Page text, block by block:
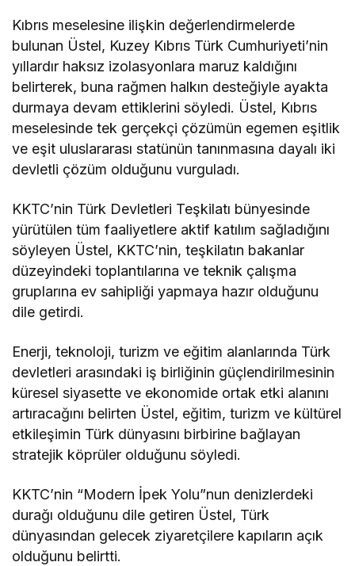
Kıbrıs meselesine ilişkin değerlendirmelerde
bulunan Üstel, Kuzey Kıbrıs Türk Cumhuriyeti’nin
yıllardır haksız izolasyonlara maruz kaldığını
belirterek, buna rağmen halkın desteğiyle ayakta
durmaya devam ettiklerini söyledi. Üstel, Kıbrıs
meselesinde tek gerçekçi çözümün egemen eşitlik
ve eşit uluslararası statünün tanınmasına dayalı iki
devletli çözüm olduğunu vurguladı.
KKTC’nin Türk Devletleri Teşkilatı bünyesinde
yürütülen tüm faaliyetlere aktif katılım sağladığını
söyleyen Üstel, KKTC’nin, teşkilatın bakanlar
düzeyindeki toplantılarına ve teknik çalışma
gruplarına ev sahipliği yapmaya hazır olduğunu
dile getirdi.
Enerji, teknoloji, turizm ve eğitim alanlarında Türk
devletleri arasındaki iş birliğinin güçlendirilmesinin
küresel siyasette ve ekonomide ortak etki alanını
artıracağını belirten Üstel, eğitim, turizm ve kültürel
etkileşimin Türk dünyasını birbirine bağlayan
stratejik köprüler olduğunu söyledi.
KKTC’nin “Modern İpek Yolu”nun denizlerdeki
durağı olduğunu dile getiren Üstel, Türk
dünyasından gelecek ziyaretçilere kapıların açık
olduğunu belirtti.